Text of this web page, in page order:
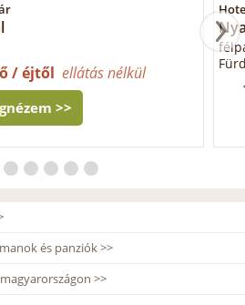
/ éjtől ellátás nélkül
>>
és panziók >>
>>